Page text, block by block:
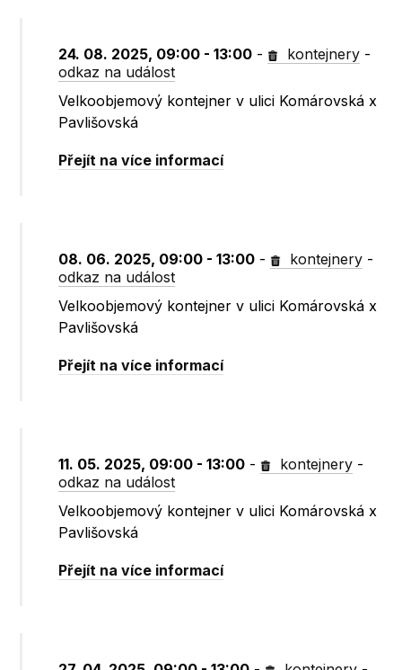
24. 08. 2025, 09:00 - 13:00 - kontejnery -
odkaz na událost
Velkoobjemový kontejner v ulici Komárovská x
Pavlišovská
Přejít na více informací
08. 06. 2025, 09:00 - 13:00 - kontejnery -
odkaz na událost
Velkoobjemový kontejner v ulici Komárovská x
Pavlišovská
Přejít na více informací
11. 05. 2025, 09:00 - 13:00 - kontejnery -
odkaz na událost
Velkoobjemový kontejner v ulici Komárovská x
Pavlišovská
Přejít na více informací